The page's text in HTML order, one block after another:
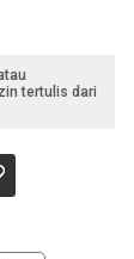
tertulis dari